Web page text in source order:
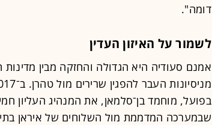
דומה".
לשמור על האיזון העדין
אמנם סעודיה היא הגדולה והחזקה מבין
בפועל, מוחמד בן־סלמאן, את המנהיג העליון
שבמערכה המדממת מול השלוחים של איראן